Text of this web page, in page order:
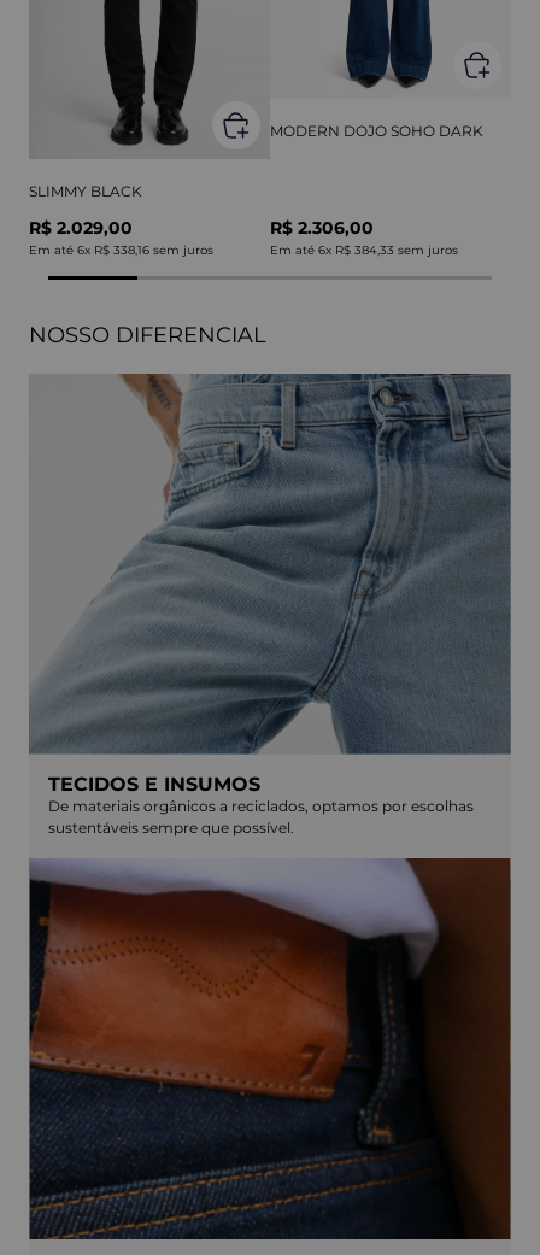
SLIMMY BLACK
R$ 2.029,00
Em até 6x R$ 338,16 sem juros
MODERN DOJO SOHO DARK
R$ 2.306,00
Em até 6x R$ 384,33 sem juros
NOSSO DIFERENCIAL
TECIDOS E INSUMOS
De materiais orgânicos a reciclados, optamos por escolhas
sustentáveis sempre que possível.